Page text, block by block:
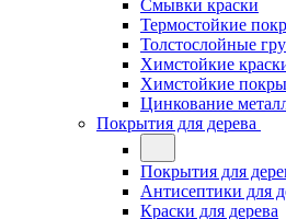
Смывки краски
Термостойкие
Толстослойные
Химстойкие
Химстойкие
Цинкование
Покрытия для дерева
Покрытия для
Антисептики для
Краски для дерева